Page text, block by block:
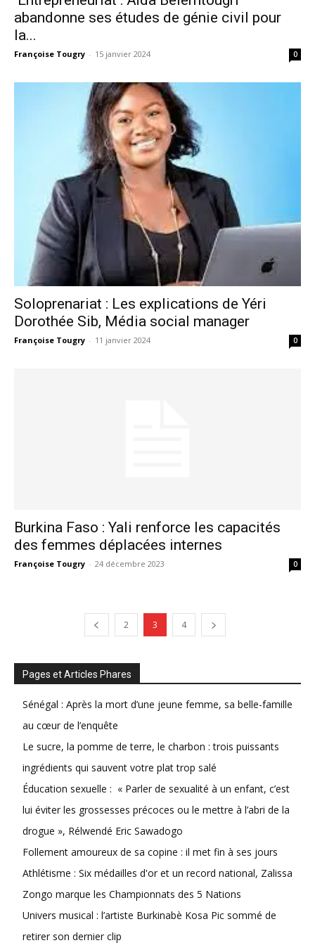
abandonne ses études de génie civil pour
la...
Françoise Tougry - 15 janvier 2024 0
Soloprenariat : Les explications de Yéri
Dorothée Sib, Média social manager
Françoise Tougry - 11 janvier 2024 0
Burkina Faso : Yali renforce les capacités
des femmes déplacées internes
Françoise Tougry - 24 décembre 2023 0
2 3 4
Pages et Articles Phares
Sénégal : Après la mort d’une jeune femme, sa belle-famille
au cœur de l’enquête
Le sucre, la pomme de terre, le charbon : trois puissants
ingrédients qui sauvent votre plat trop salé
Éducation sexuelle : « Parler de sexualité à un enfant, c’est
lui éviter les grossesses précoces ou le mettre à l’abri de la
drogue », Rélwendé Eric Sawadogo
Follement amoureux de sa copine : il met fin à ses jours
Athlétisme : Six médailles d'or et un record national, Zalissa
Zongo marque les Championnats des 5 Nations
Univers musical : l’artiste Burkinabè Kosa Pic sommé de
retirer son dernier clip